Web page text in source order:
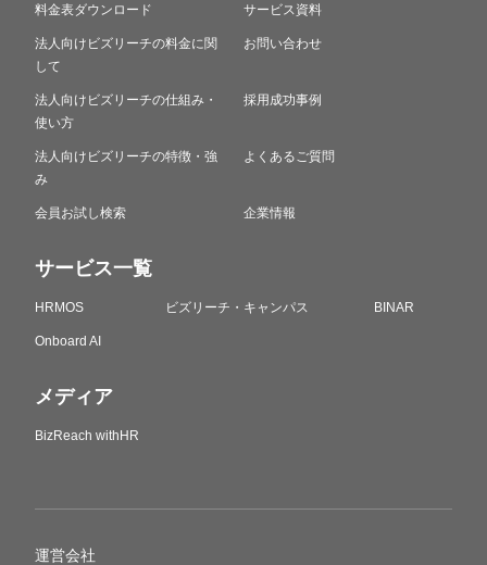
料金表ダウンロード
法人向けビズリーチの料金に関
して
法人向けビズリーチの仕組み・
使い方
法人向けビズリーチの特徴・強
み
会員お試し検索
サービス資料
お問い合わせ
採用成功事例
よくあるご質問
企業情報
サービス一覧
HRMOS ビズリーチ・キャンパス BINAR
Onboard AI
メディア
BizReach withHR
運営会社